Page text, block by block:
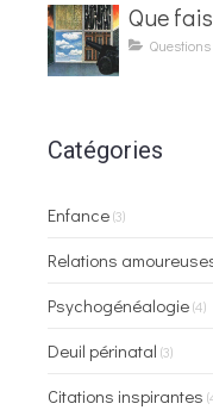
Que
Catégories
Enfance(3)
Relations
Psychogénéalogie(4)
Deuil périnatal (3)
Citations inspirantes